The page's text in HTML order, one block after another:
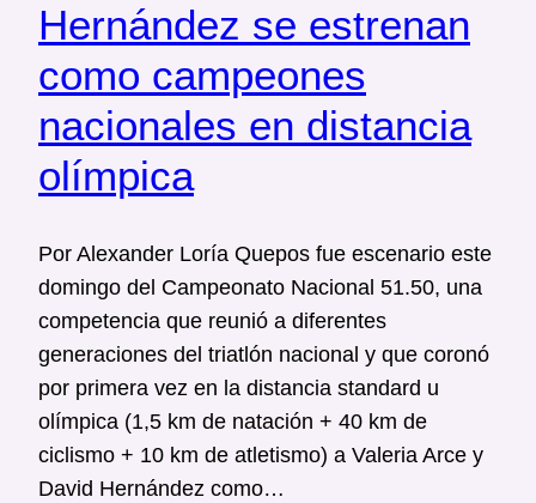
Hernández se estrenan
como campeones
nacionales en distancia
olímpica
Por Alexander Loría Quepos fue escenario este
domingo del Campeonato Nacional 51.50, una
competencia que reunió a diferentes
generaciones del triatlón nacional y que coronó
por primera vez en la distancia standard u
olímpica (1,5 km de natación + 40 km de
ciclismo + 10 km de atletismo) a Valeria Arce y
David Hernández como…